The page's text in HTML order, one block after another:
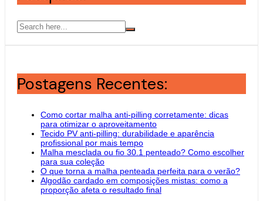
Postagens Recentes:
Como cortar malha anti-pilling corretamente: dicas
para otimizar o aproveitamento
Tecido PV anti-pilling: durabilidade e aparência
profissional por mais tempo
Malha mesclada ou fio 30.1 penteado? Como escolher
para sua coleção
O que torna a malha penteada perfeita para o verão?
Algodão cardado em composições mistas: como a
proporção afeta o resultado final